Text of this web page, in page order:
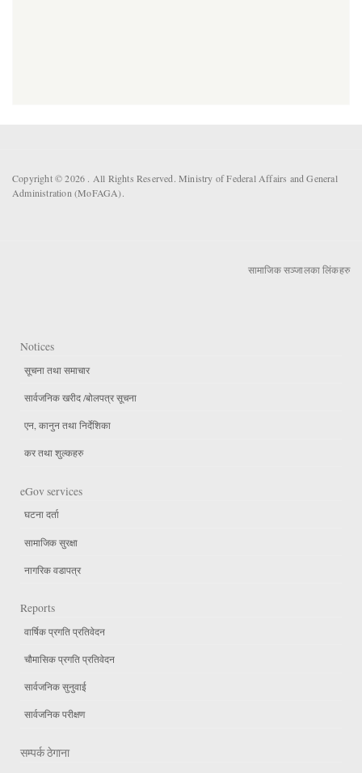
Copyright © 2026 . All Rights Reserved. Ministry of Federal Affairs and General
Administration (MoFAGA).
सामाजिक सञ्जालका लिंकहरु
Notices
सूचना तथा समाचार
सार्वजनिक खरीद /बोलपत्र सूचना
एन, कानुन तथा निर्देशिका
कर तथा शुल्कहरु
eGov services
घटना दर्ता
सामाजिक सुरक्षा
नागरिक वडापत्र
Reports
वार्षिक प्रगति प्रतिवेदन
चौमासिक प्रगति प्रतिवेदन
सार्वजनिक सुनुवाई
सार्वजनिक परीक्षण
सम्पर्क ठेगाना